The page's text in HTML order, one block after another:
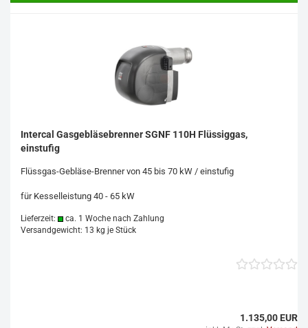
Intercal Gasgebläsebrenner SGNF 110H Flüssiggas,
einstufig
Flüssgas-Gebläse-Brenner von 45 bis 70 kW / einstufig
für Kesselleistung 40 - 65 kW
Lieferzeit:
ca. 1 Woche nach Zahlung
Versandgewicht: 13 kg je Stück
1.135,00 EUR